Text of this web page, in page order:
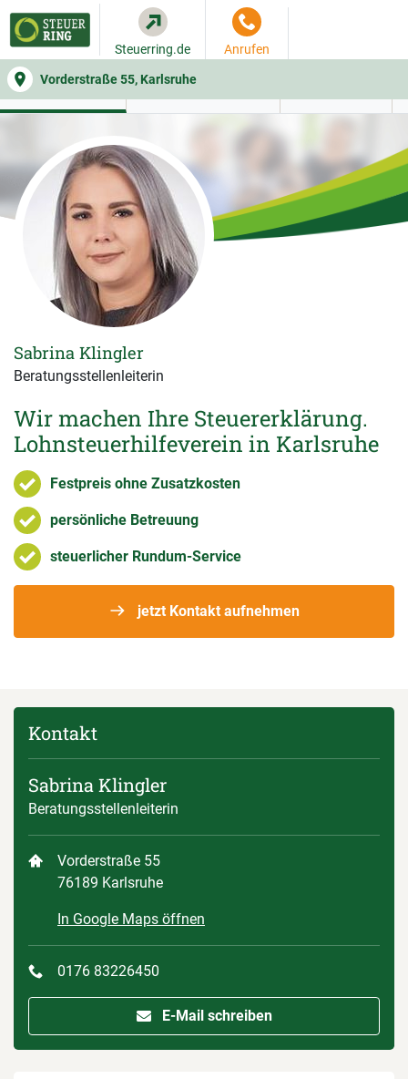
Vorderstraße 55, Karlsruhe
Steuerring.de Anrufen
WER SIE BERÄT BEITRAGSRECHNER
Wir machen Ihre Steuererklärung.
Lohnsteuerhilfeverein in Karlsruhe
Festpreis ohne Zusatzkosten
persönliche Betreuung
steuerlicher Rundum-Service
jetzt Kontakt aufnehmen
Sabrina Klingler
Beratungsstellenleiterin
Kontakt
Sabrina Klingler
Beratungsstellenleiterin
Vorderstraße 55
76189 Karlsruhe
In Google Maps öffnen
0176 83226450
E-Mail schreiben